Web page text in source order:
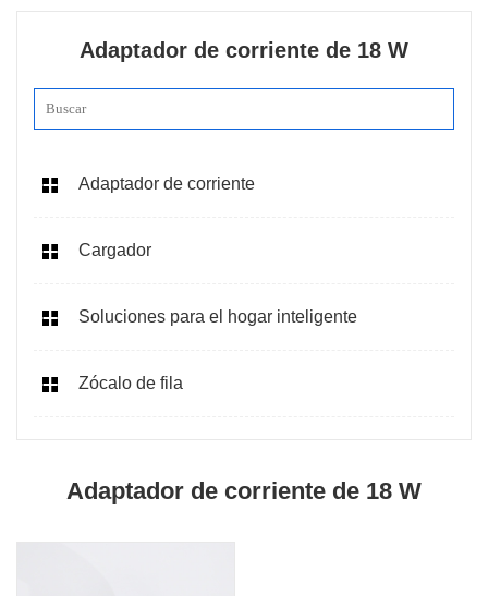
Adaptador de corriente de 18 W
Adaptador de corriente
Cargador
Soluciones para el hogar inteligente
Zócalo de fila
Adaptador de corriente de 18 W